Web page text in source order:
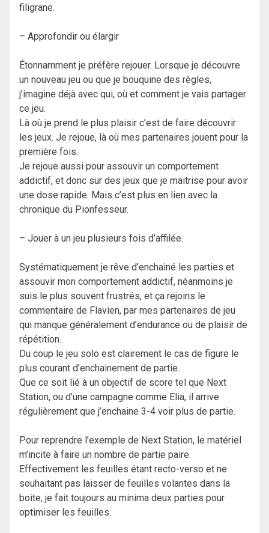
filigrane.
– Approfondir ou élargir
Étonnamment je préfère rejouer. Lorsque je découvre
un nouveau jeu ou que je bouquine des règles,
j’imagine déjà avec qui, où et comment je vais partager
ce jeu.
Là où je prend le plus plaisir c’est de faire découvrir
les jeux. Je rejoue, là où mes partenaires jouent pour la
première fois.
Je rejoue aussi pour assouvir un comportement
addictif, et donc sur des jeux que je maitrise pour avoir
une dose rapide. Mais c’est plus en lien avec la
chronique du Pionfesseur.
– Jouer à un jeu plusieurs fois d’affilée.
Systématiquement je rêve d’enchainé les parties et
assouvir mon comportement addictif, néanmoins je
suis le plus souvent frustrés, et ça rejoins le
commentaire de Flavien, par mes partenaires de jeu
qui manque généralement d’endurance ou de plaisir de
répétition.
Du coup le jeu solo est clairement le cas de figure le
plus courant d’enchainement de partie.
Que ce soit lié à un objectif de score tel que Next
Station, ou d’une campagne comme Elia, il arrive
régulièrement que j’enchaine 3-4 voir plus de partie.
Pour reprendre l’exemple de Next Station, le matériel
m’incite à faire un nombre de partie paire.
Effectivement les feuilles étant recto-verso et ne
souhaitant pas laisser de feuilles volantes dans la
boite, je fait toujours au minima deux parties pour
optimiser les feuilles.